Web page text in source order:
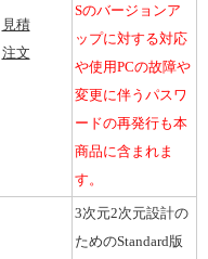
見積
注文
Sのバージョンア
ップに対する対応
や使用PCの故障や
変更に伴うパスワ
ードの再発行も本
商品に含まれま
す。
3次元2次元設計の
ためのStandard版